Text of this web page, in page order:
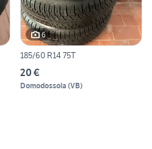
6
185/60 R14 75T
20 €
Domodossola (VB)